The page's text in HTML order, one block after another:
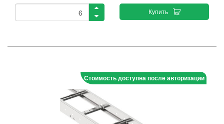
Купить
Стоимость доступна после авторизации